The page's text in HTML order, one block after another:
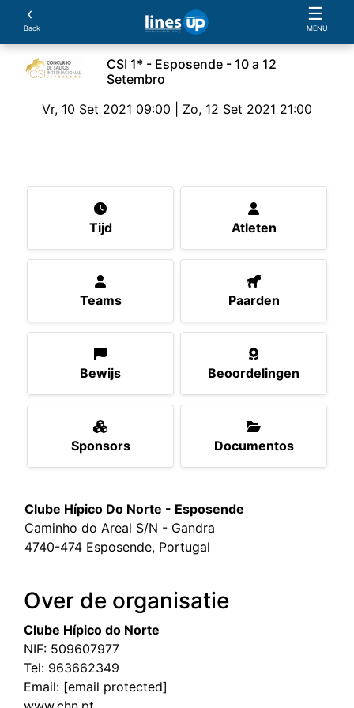
‹
Back
☰
MENU
CSI 1* - Esposende - 10 a 12
Setembro
Vr, 10 Set 2021 09:00 | Zo, 12 Set 2021 21:00
Tijd Atleten
Teams Paarden
Bewijs Beoordelingen
Sponsors Documentos
Clube Hípico Do Norte - Esposende
Caminho do Areal S/N - Gandra
4740-474 Esposende, Portugal
Over de organisatie
Clube Hípico do Norte
NIF: 509607977
Tel: 963662349
Email: [email protected]